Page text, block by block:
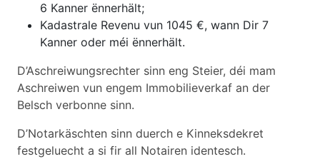
6 Kanner ënnerhält;
Kadastrale Revenu vun 1045 €, wann Dir 7
Kanner oder méi ënnerhält.
D’Aschreiwungsrechter sinn eng Steier, déi mam
Aschreiwen vun engem Immobilieverkaf an der
Belsch verbonne sinn.
D’Notarkäschten sinn duerch e Kinneksdekret
festgeluecht a si fir all Notairen identesch.